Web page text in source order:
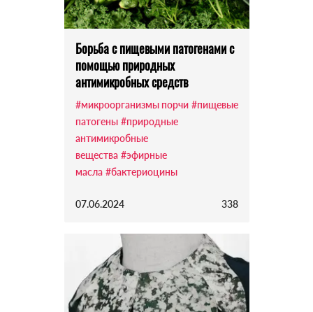
Борьба с пищевыми патогенами с
помощью природных
антимикробных средств
#микроорганизмы порчи #пищевые
патогены #природные
антимикробные
вещества #эфирные
масла #бактериоцины
07.06.2024 338